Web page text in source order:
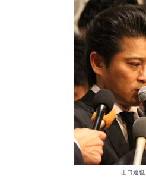
山口達也